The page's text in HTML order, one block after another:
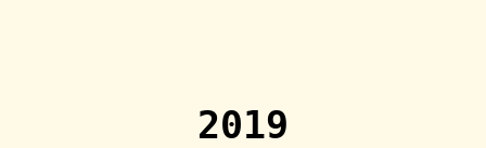
2019